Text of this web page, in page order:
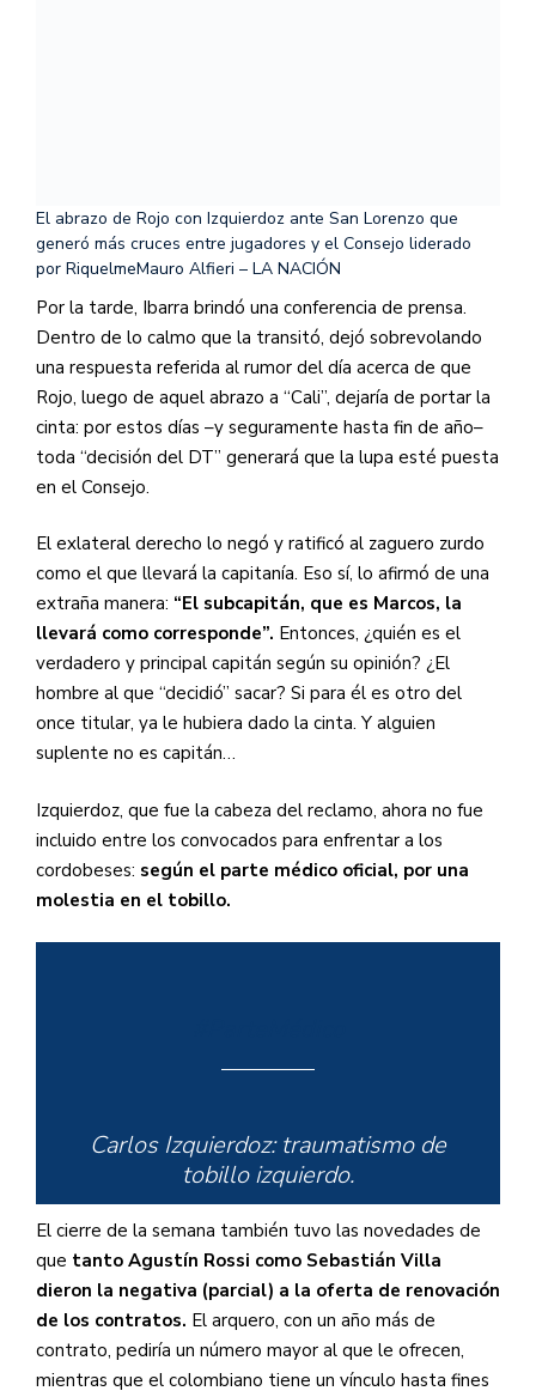
El abrazo de Rojo con Izquierdoz ante San Lorenzo que
generó más cruces entre jugadores y el Consejo liderado
por RiquelmeMauro Alfieri – LA NACIÓN
Por la tarde, Ibarra brindó una conferencia de prensa.
Dentro de lo calmo que la transitó, dejó sobrevolando
una respuesta referida al rumor del día acerca de que
Rojo, luego de aquel abrazo a “Cali”, dejaría de portar la
cinta: por estos días –y seguramente hasta fin de año–
toda “decisión del DT” generará que la lupa esté puesta
en el Consejo.
El exlateral derecho lo negó y ratificó al zaguero zurdo
como el que llevará la capitanía. Eso sí, lo afirmó de una
extraña manera: “El subcapitán, que es Marcos, la
llevará como corresponde”. Entonces, ¿quién es el
verdadero y principal capitán según su opinión? ¿El
hombre al que “decidió” sacar? Si para él es otro del
once titular, ya le hubiera dado la cinta. Y alguien
suplente no es capitán…
Izquierdoz, que fue la cabeza del reclamo, ahora no fue
incluido entre los convocados para enfrentar a los
cordobeses: según el parte médico oficial, por una
molestia en el tobillo.
Carlos Izquierdoz: traumatismo de
tobillo izquierdo.
Gabriel Aranda: esguince de tobillo
izquierdo.
Diego González: última fase de
El cierre de la semana también tuvo las novedades de
que tanto Agustín Rossi como Sebastián Villa
dieron la negativa (parcial) a la oferta de renovación
de los contratos. El arquero, con un año más de
contrato, pediría un número mayor al que le ofrecen,
mientras que el colombiano tiene un vínculo hasta fines